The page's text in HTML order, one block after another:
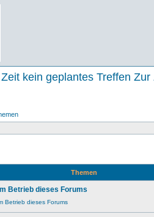
Zur
Themen
Betrieb dieses Forums
Betrieb dieses Forums